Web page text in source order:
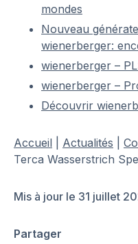
mondes
Nouveau
wienerberger:
wienerberger –
wienerberger –
Découvrir
Accueil Actualités
Terca Wasserstrich
Mis à jour le 31 juillet
Partager